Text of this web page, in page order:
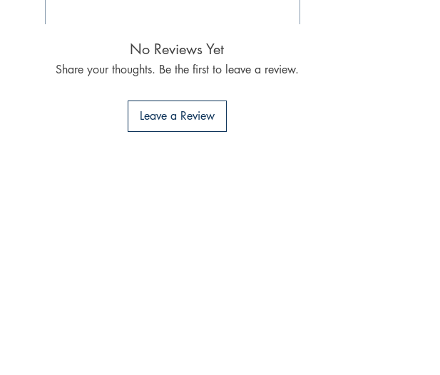
No Reviews Yet
Share your thoughts. Be the first to leave a review.
Leave a Review